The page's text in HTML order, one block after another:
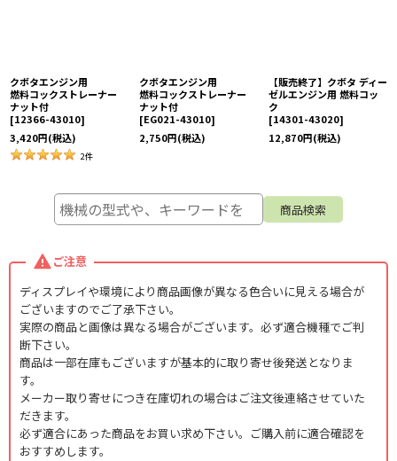
クボタエンジン用
燃料コックストレーナー
ナット付
[12366-43010]
3,420円(税込)
2件
クボタエンジン用
燃料コックストレーナー
ナット付
[EG021-43010]
2,750円(税込)
【販売終了】クボタ ディー
ゼルエンジン用 燃料コッ
ク
[14301-43020]
12,870円(税込)
ご注意
ディスプレイや環境により商品画像が異なる色合いに見える場合が
ございますのでご了承下さい。
実際の商品と画像は異なる場合がございます。必ず適合機種でご判
断下さい。
商品は一部在庫もございますが基本的に取り寄せ後発送となりま
す。
メーカー取り寄せにつき在庫切れの場合はご注文後連絡させていた
だきます。
必ず適合にあった商品をお買い求め下さい。ご購入前に適合確認を
おすすめします。